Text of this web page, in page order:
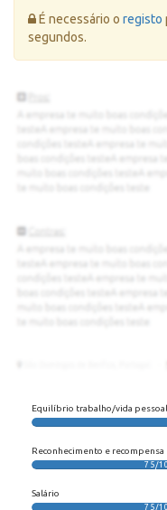
Erro:
É necessário o registo
segundos.
Equilíbrio trabalho/vida pessoal
Reconhecimento e recompensa
75/
Salário
75/